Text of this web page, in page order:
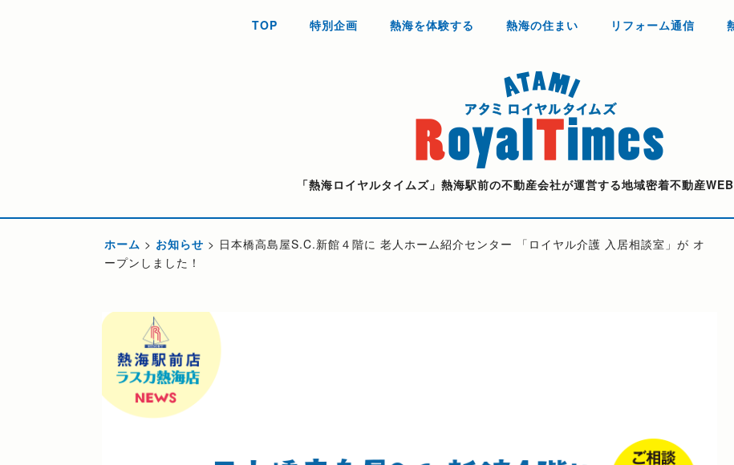
TOP 特別企画 熱海を体験する 熱海の住まい リフォーム通信
「熱海ロイヤルタイムズ」熱海駅前の不動産会社が運営する地域密着不動産
ホーム > お知らせ > 日本橋高島屋S.C.新館４階に 老人ホーム紹介センター 「ロイヤル介護 入居相談室」が オ
ープンしました！